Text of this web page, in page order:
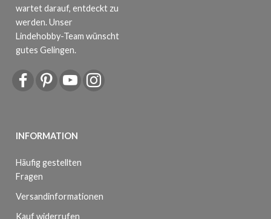
wartet darauf, entdeckt zu
werden. Unser
Lindehobby-Team wünscht
gutes Gelingen.
INFORMATION
Häufig gestellten
Fragen
Versandinformationen
Kauf widerrufen